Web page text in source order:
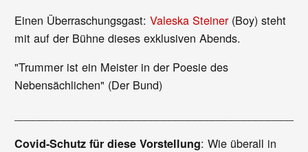
Einen Überraschungsgast:Valeska Steiner(Boy) steht
mit auf der Bühne dieses exklusiven Abends.
"Trummer ist ein Meister in der Poesie des
Nebensächlichen" (Der Bund)
Covid-Schutz für diese Vorstellung: Wie überall in